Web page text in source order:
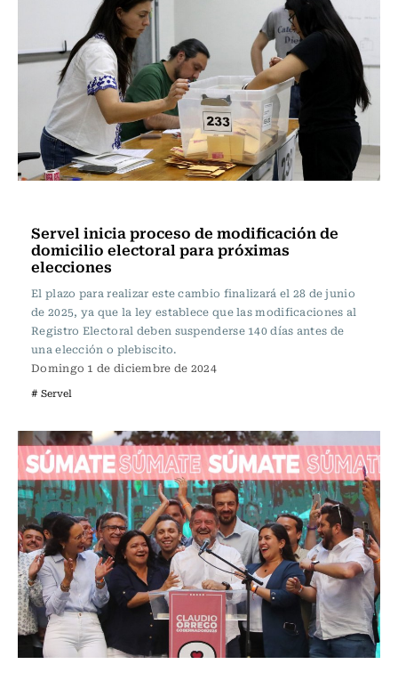
Servel inicia proceso de modificación de
domicilio electoral para próximas
elecciones
El plazo para realizar este cambio finalizará el 28 de junio
de 2025, ya que la ley establece que las modificaciones al
Registro Electoral deben suspenderse 140 días antes de
una elección o plebiscito.
Domingo 1 de diciembre de 2024
# Servel